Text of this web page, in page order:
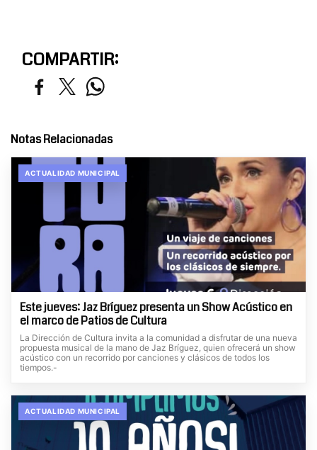
COMPARTIR:
Notas Relacionadas
ACTUALIDAD MUNICIPAL
Este jueves: Jaz Bríguez presenta un Show Acústico en
el marco de Patios de Cultura
La Dirección de Cultura invita a la comunidad a disfrutar de una nueva
propuesta musical de la mano de Jaz Bríguez, quien ofrecerá un show
acústico con un recorrido por canciones y clásicos de todos los
tiempos.-
ACTUALIDAD MUNICIPAL